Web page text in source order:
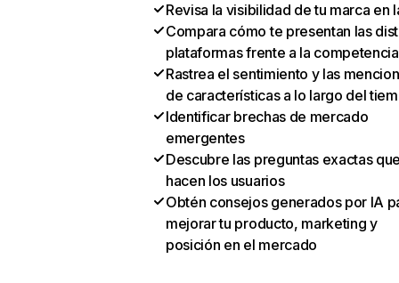
Revisa la visibilidad de tu marca en
Compara cómo te presentan las
plataformas frente a la competencia
Rastrea el sentimiento y las
de características a lo largo del
Identificar brechas de mercado
emergentes
Descubre las preguntas exactas
hacen los usuarios
Obtén consejos generados por IA
mejorar tu producto, marketing y
posición en el mercado